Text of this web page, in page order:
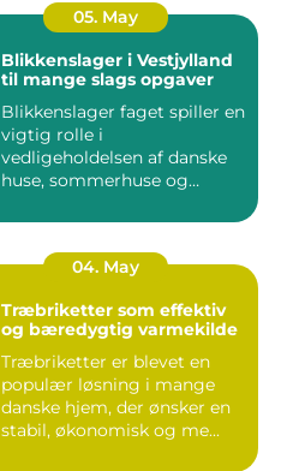
05. May
Blikkenslager i Vestjylland
til mange slags opgaver
Blikkenslager faget spiller en
vigtig rolle i
vedligeholdelsen af danske
huse, sommerhuse og
04. May
Træbriketter som effektiv
og bæredygtig varmekilde
Træbriketter er blevet en
populær løsning i mange
danske hjem, der ønsker en
stabil, økonomisk og me...